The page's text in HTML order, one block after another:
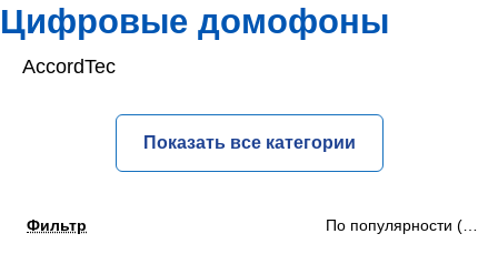
Цифровые домофоны
AccordTec
Показать все категории
Фильтр По популярности